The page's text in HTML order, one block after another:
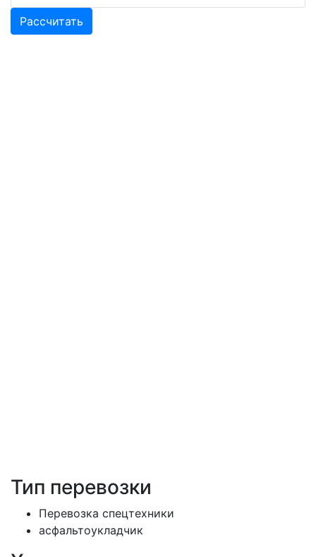
Рассчитать
Тип перевозки
Перевозка спецтехники
асфальтоукладчик